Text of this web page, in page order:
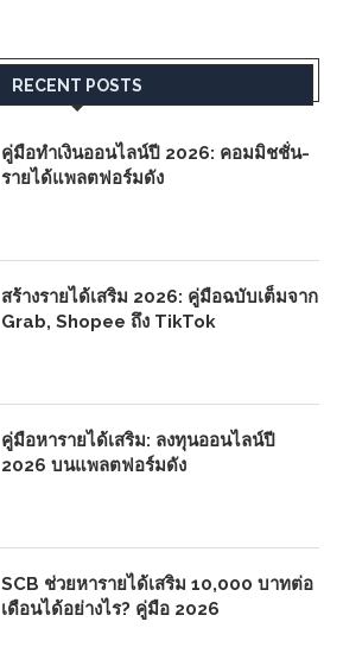
RECENT POSTS
คู่มือทำเงินออนไลน์ปี 2026: คอมมิชชั่น-
รายได้แพลตฟอร์มดัง
สร้างรายได้เสริม 2026: คู่มือฉบับเต็มจาก
Grab, Shopee ถึง TikTok
คู่มือหารายได้เสริม: ลงทุนออนไลน์ปี
2026 บนแพลตฟอร์มดัง
SCB ช่วยหารายได้เสริม 10,000 บาทต่อ
เดือนได้อย่างไร? คู่มือ 2026